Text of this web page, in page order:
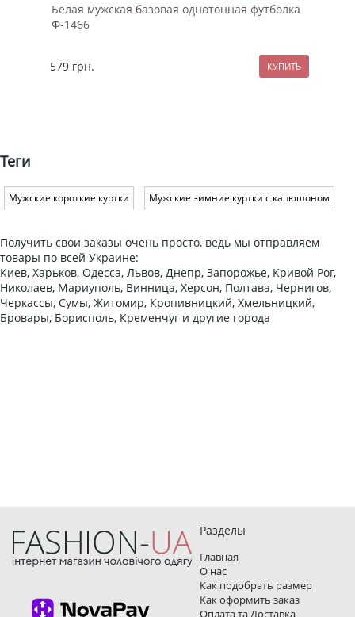
Белая мужская базовая однотонная футболка
Ф-1466
579 грн.
Теги
Мужские короткие куртки Мужские зимние куртки с капюшоном
Получить свои заказы очень просто, ведь мы отправляем
товары по всей Украине:
Киев, Харьков, Одесса, Львов, Днепр, Запорожье, Кривой Рог,
Николаев, Мариуполь, Винница, Херсон, Полтава, Чернигов,
Черкассы, Сумы, Житомир, Кропивницкий, Хмельницкий,
Бровары, Борисполь, Кременчуг и другие города
Разделы
Главная
О нас
Как подобрать размер
Как оформить заказ
Оплата та Доставка